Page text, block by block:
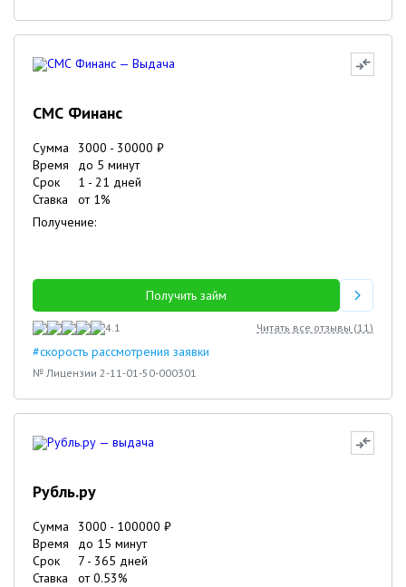
СМС Финанс
Сумма 3000 - 30000 ₽
Время
до 5 минут
Срок
1 - 21 дней
Ставка
от 1%
Получение:
Получить займ
4.1 Читать все отзывы (11)
#скорость рассмотрения заявки
№ Лицензии 2-11-01-50-000301
Рубль.ру
Сумма 3000 - 100000 ₽
Время
до 15 минут
Срок
7 - 365 дней
Ставка
от0.53%